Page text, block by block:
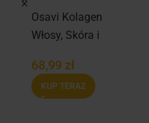
Osavi Kolagen
Włosy, Skóra i
porcji
68,99 zł
KUP TERAZ